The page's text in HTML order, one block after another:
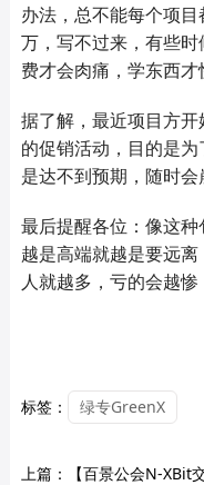
办法，总不能每个项
万，写不过来，有些
费才会肉痛，学东西才
据了解，最近项目方
的促销活动，目的是
是达不到预期，随时会
最后提醒各位：像这种
越是高端就越是要远
人就越多，亏的会越惨
标签： 绿专GreenX
上篇：
【百景公会N-XBit交易所】合约跟单类资金